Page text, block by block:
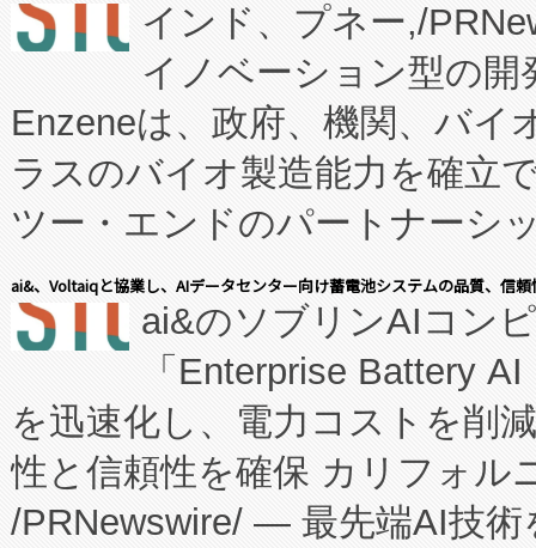
インド、プネー,/
イノベーション型の
Enzeneは、政府、機関、バイ
ラスのバイオ製造能力を確立
ツー・エンドのパートナーシ
表しました。 同社の実績ある
manufacturing™ (FCCM™) プ
たNeXは、バイオ医薬品製造
従来のフェッドバッチ施設の
に、患者やサプライチェーン
キー方式で拡張性が高く、持
ai&、Voltaiqと協業し、AIデータセンター向け蓄電池システムの品質、信
ai&のソブリンAIコン
「Enterprise Battery
を迅速化し、電力コストを削
性と信頼性を確保 カリフォル
/PRNewswire/ — 最先端AI技術